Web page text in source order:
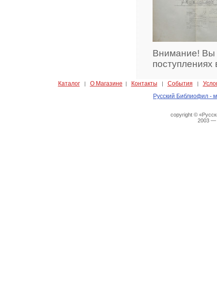
Внимание! Вы
Каталог| О Магазине | Контакты | События |
Русский Библиофил -
copyright ©
2003 —